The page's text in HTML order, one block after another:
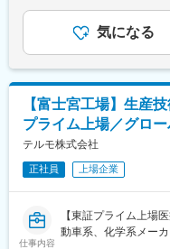
変更の範囲：会社の定
・グローバル展開対応
※主任職の場合、以
外科で使用される製
ルドシリンジなど）
商品開発が約3割の
込みです。
■組織構成：
組織は10名弱で、20
は異業界出身の方が
ラウンドを活かし業
選考を通じて上下す
含めた表記です。
気になる
【富士宮工場】生産
プライム上場／グロ
テルモ株式会社
正社員 上場企業
仕事内容
【東証プライム上場
動車系、化学系メー